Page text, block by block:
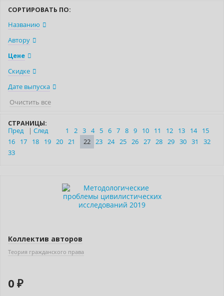
СОРТИРОВАТЬ ПО:
Названию
Автору
Цене
Скидке
Дате выпуска
Очистить все
СТРАНИЦЫ:
Пред
| След 1 2 3 4 5 6 7 8 9 10 11 12 13 14
15
16
17 18 19 20 21 22 23 24 25 26 27 28 29 30 31
32
33
Коллектив авторов
Теория гражданского права
0 ₽